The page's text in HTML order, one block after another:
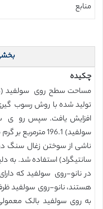
منابع
چکیده
تولید شده با روش رسوب
افزایش یافت. سپس رو ی
سانتیگراد) استفاده شد. به